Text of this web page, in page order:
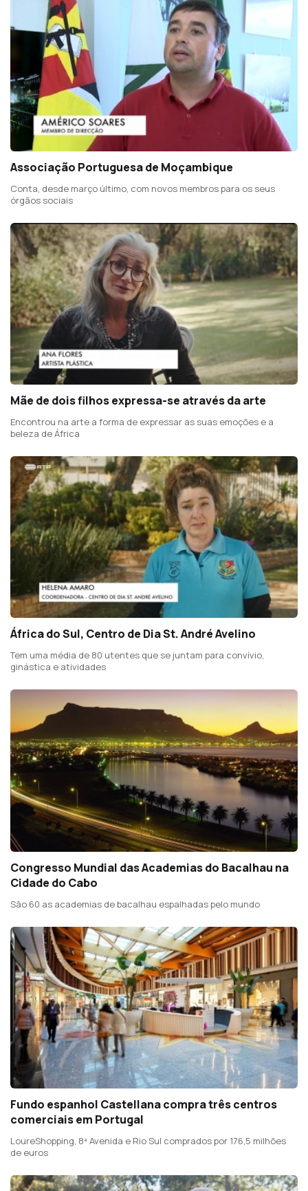
Associação Portuguesa de Moçambique
Conta, desde março último, com novos membros para os seus
órgãos sociais
Mãe de dois filhos expressa-se através da arte
Encontrou na arte a forma de expressar as suas emoções e a
beleza de África
África do Sul, Centro de Dia St. André Avelino
Tem uma média de 80 utentes que se juntam para convívio,
ginástica e atividades
Congresso Mundial das Academias do Bacalhau na
Cidade do Cabo
São 60 as academias de bacalhau espalhadas pelo mundo
Fundo espanhol Castellana compra três centros
comerciais em Portugal
LoureShopping, 8ª Avenida e Rio Sul comprados por 176,5 milhões
de euros